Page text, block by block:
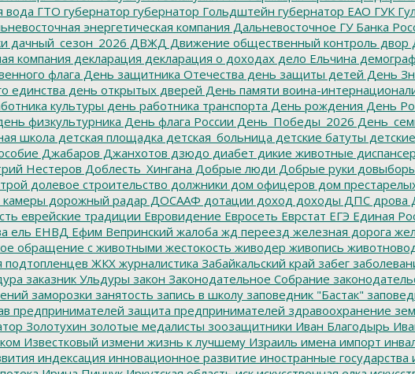
вода ГТО губернатор губернатор Гольдштейн губернатор ЕАО ГУК
энергетическая компания Дальневосточное ГУ Банка
дачный_сезон_2026 ДВЖД Движение общественный контроль двор
компания декларация декларация о доходах дело Ельчина
флага День защитника Отечества день защиты детей День
единства день открытых дверей День памяти воина-
культуры день работника транспорта День рождения День
физкультурника День флага России День_Победы_2026
школа детская площадка детская_больница детские батуты
Джабаров Джанхотов дзюдо диабет дикие животные
Нестеров Доблесть_Хингана Добрые люди Добрые руки
долевое строительство должники дом офицеров дом
дорожный радар ДОСААФ дотации доход доходы ДПС дрова
еврейские традиции Евровидение Евросеть Еврстат ЕГЭ Единая
ель ЕНВД Ефим Вепринский жалоба жд переезд железная дорога
обращение с животными жестокость живодер живопись
подтопленцев ЖКХ журналистика Забайкальский край забег
заказник Ульдуры закон Законодательное Собрание
заморозки занятость запись в школу заповедник "Бастак"
предпринимателей защита предпринимателей здравоохранение
Золотухин золотые медалисты зоозащитники Иван Благодырь
Известковый измени жизнь к лучшему Израиль имена импорт
индексация инновационное развитие иностранные государства